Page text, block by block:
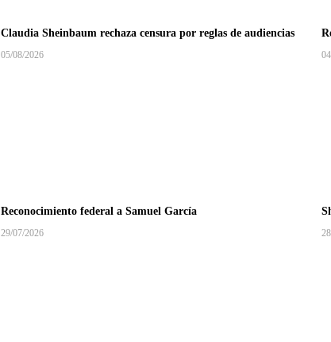
Claudia Sheinbaum rechaza censura por reglas de audiencias
05/08/2026
Reconocimiento federal a Samuel García
29/07/2026